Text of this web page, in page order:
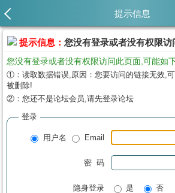
提示信息
提示信息： 您没有登录或者没有权限访
您没有登录或者没有权限访问此页面,可能如
①：读取数据错误,原因：您要访问的链接无效,
被删除!
②：您还不是论坛会员,请先登录论坛
登录
用户名 Email
密 码
隐身登录 是 否